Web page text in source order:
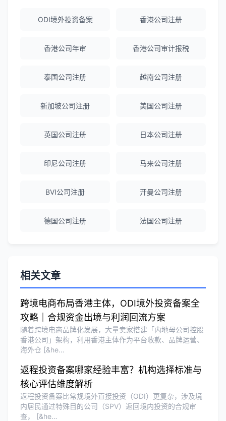
Robert Chen ★★★★☆
陈经理 ★★★★★
海外公司注册服务非常专业，顾问响应迅
越南公司注册全程指导，文件准备非常专
Michael Liu
泰国公司注册和银行开户服务高效，推
荐！
刘总 ★★★★★
泰国BOI申请+建厂规划一站式服务，完
Olivia Wang ★★★★★
香港公司注册和审计服务专业高效，非常
ODI境外投资备案 香港公司注册
香港公司年审 香港公司审计报税
泰国公司注册 越南公司注册
新加坡公司注册 美国公司注册
英国公司注册 日本公司注册
印尼公司注册 马来公司注册
BVI公司注册 开曼公司注册
德国公司注册 法国公司注册
相关文章
跨境电商布局香港主体，ODI境外投资备案全
攻略｜合规资金出境与利润回流方案
随着跨境电商品牌化发展，大量卖家搭建「内地母公司控股
香港公司」架构，利用香港主体作为平台收款、品牌运营、
海外仓 [&he…
返程投资备案哪家经验丰富？机构选择标准与
核心评估维度解析
返程投资备案比常规境外直接投资（ODI）更复杂，涉及境
内居民通过特殊目的公司（SPV）返回境内投资的合规审
查， [&he…